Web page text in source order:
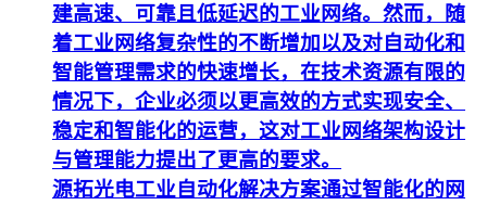
建高速、可靠且低延迟的工业网络。然而，随
着工业网络复杂性的不断增加以及对自动化和
智能管理需求的快速增长，在技术资源有限的
情况下，企业必须以更高效的方式实现安全、
稳定和智能化的运营，这对工业网络架构设计
与管理能力提出了更高的要求。
源拓光电工业自动化解决方案通过智能化的网